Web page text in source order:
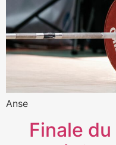
Anse
Finale